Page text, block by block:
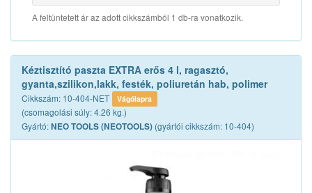
A feltüntetett ár az adott cikkszámból 1 db-ra vonatkozik.
Kéztisztító paszta EXTRA erős 4 l, ragasztó,
gyanta,szilikon,lakk, festék, poliuretán hab, polimer
Cikkszám: 10-404-NET Vágólapra
(csomagolási súly: 4.26 kg.)
Gyártó:NEO TOOLS (NEOTOOLS) (gyártói cikkszám: 10-404)